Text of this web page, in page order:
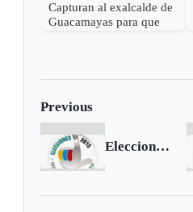
Capturan al exalcalde de
Guacamayas para que
Previous
Elecciones 2015: Iza decide